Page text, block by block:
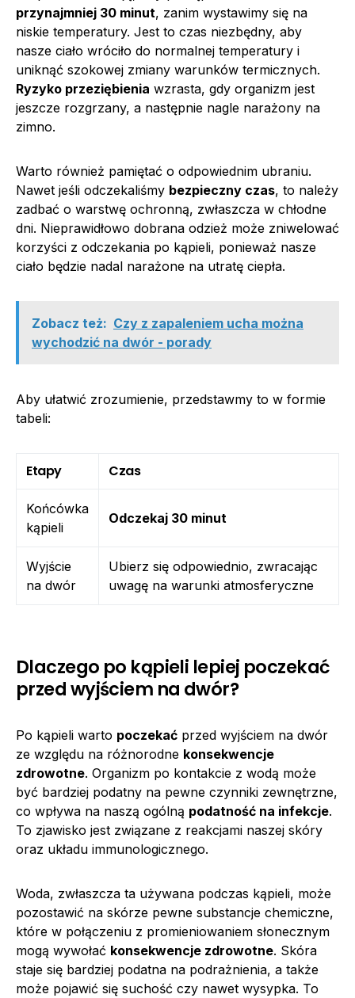
przynajmniej 30 minut, zanim wystawimy się na
niskie temperatury. Jest to czas niezbędny, aby
nasze ciało wróciło do normalnej temperatury i
uniknąć szokowej zmiany warunków termicznych.
Ryzyko przeziębienia wzrasta, gdy organizm jest
jeszcze rozgrzany, a następnie nagle narażony na
zimno.
Warto również pamiętać o odpowiednim ubraniu.
Nawet jeśli odczekaliśmy bezpieczny czas, to należy
zadbać o warstwę ochronną, zwłaszcza w chłodne
dni. Nieprawidłowo dobrana odzież może zniwelować
korzyści z odczekania po kąpieli, ponieważ nasze
ciało będzie nadal narażone na utratę ciepła.
Zobacz też: Czy z zapaleniem ucha można
wychodzić na dwór - porady
Aby ułatwić zrozumienie, przedstawmy to w formie
tabeli:
Etapy Czas
Końcówka
kąpieli
Odczekaj 30 minut
Wyjście
na dwór
Ubierz się odpowiednio, zwracając
uwagę na warunki atmosferyczne
Dlaczego po kąpieli lepiej poczekać
przed wyjściem na dwór?
Po kąpieli warto poczekać przed wyjściem na dwór
ze względu na różnorodne konsekwencje
zdrowotne. Organizm po kontakcie z wodą może
być bardziej podatny na pewne czynniki zewnętrzne,
co wpływa na naszą ogólną podatność na infekcje.
To zjawisko jest związane z reakcjami naszej skóry
oraz układu immunologicznego.
Woda, zwłaszcza ta używana podczas kąpieli, może
pozostawić na skórze pewne substancje chemiczne,
które w połączeniu z promieniowaniem słonecznym
mogą wywołać konsekwencje zdrowotne. Skóra
staje się bardziej podatna na podrażnienia, a także
może pojawić się suchość czy nawet wysypka. To